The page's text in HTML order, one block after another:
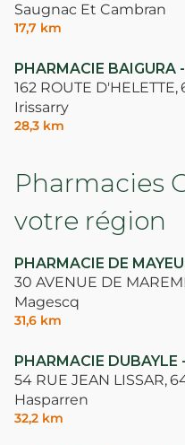
Saugnac Et Cambran
17,7 km
PHARMACIE BAIGURA
162 ROUTE D'HELETTE,
Irissarry
28,3 km
Pharmacies
votre région
PHARMACIE DE
30 AVENUE DE
Magescq
31,6 km
PHARMACIE
54 RUE JEAN LISSAR,
Hasparren
32,2 km